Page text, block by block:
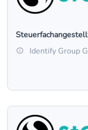
Identify Group